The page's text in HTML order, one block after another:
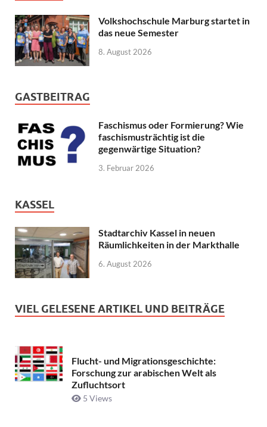
Volkshochschule Marburg startet in
das neue Semester
8. August 2026
GASTBEITRAG
Faschismus oder Formierung? Wie
faschismusträchtig ist die
gegenwärtige Situation?
3. Februar 2026
KASSEL
Stadtarchiv Kassel in neuen
Räumlichkeiten in der Markthalle
6. August 2026
VIEL GELESENE ARTIKEL UND BEITRÄGE
Flucht- und Migrationsgeschichte:
Forschung zur arabischen Welt als
Zufluchtsort
5 Views